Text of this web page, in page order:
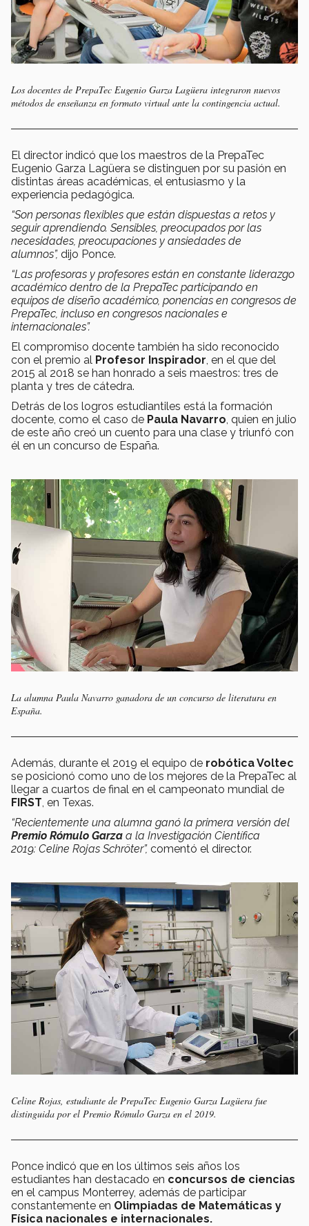
Los docentes de PrepaTec Eugenio Garza Lagüera integraron nuevos
métodos de enseñanza en formato virtual ante la contingencia actual.
El director indicó que los maestros de la PrepaTec
Eugenio Garza Lagüera se distinguen por su pasión en
distintas áreas académicas, el entusiasmo y la
experiencia pedagógica.
“Son personas flexibles que están dispuestas a retos y
seguir aprendiendo. Sensibles, preocupados por las
necesidades, preocupaciones y ansiedades de
alumnos”, dijo Ponce.
“Las profesoras y profesores están en constante liderazgo
académico dentro de la PrepaTec participando en
equipos de diseño académico, ponencias en congresos de
PrepaTec, incluso en congresos nacionales e
internacionales”.
El compromiso docente también ha sido reconocido
con el premio al Profesor Inspirador, en el que del
2015 al 2018 se han honrado a seis maestros: tres de
planta y tres de cátedra.
Detrás de los logros estudiantiles está la formación
docente, como el caso de Paula Navarro, quien en julio
de este año creó un cuento para una clase y triunfó con
él en un concurso de España.
La alumna Paula Navarro ganadora de un concurso de literatura en
España.
Además, durante el 2019 el equipo de robótica Voltec
se posicionó como uno de los mejores de la PrepaTec al
llegar a cuartos de final en el campeonato mundial de
FIRST, en Texas.
“Recientemente una alumna ganó la primera versión del
Premio Rómulo Garza a la Investigación Científica
2019: Celine Rojas Schröter”, comentó el director.
Celine Rojas, estudiante de PrepaTec Eugenio Garza Lagüera fue
distinguida por el Premio Rómulo Garza en el 2019.
Ponce indicó que en los últimos seis años los
estudiantes han destacado en concursos de ciencias
en el campus Monterrey, además de participar
constantemente en Olimpiadas de Matemáticas y
Física nacionales e internacionales.